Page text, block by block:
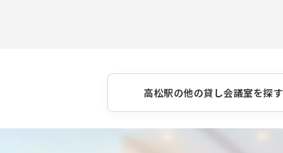
高松駅の他の貸し会議室を探す